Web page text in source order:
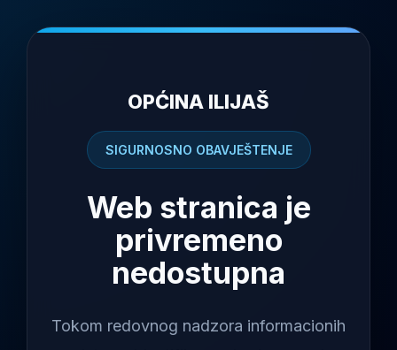
OPĆINA ILIJAŠ
SIGURNOSNO OBAVJEŠTENJE
Web stranica je
privremeno
nedostupna
Tokom redovnog nadzora informacionih